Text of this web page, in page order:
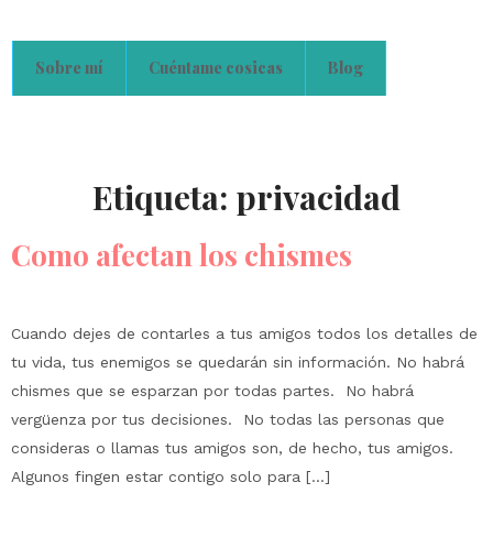
Sobre mí Cuéntame cosicas Blog
Etiqueta: privacidad
Como afectan los chismes
Cuando dejes de contarles a tus amigos todos los detalles de
tu vida, tus enemigos se quedarán sin información. No habrá
chismes que se esparzan por todas partes. No habrá
vergüenza por tus decisiones. No todas las personas que
consideras o llamas tus amigos son, de hecho, tus amigos.
Algunos fingen estar contigo solo para […]